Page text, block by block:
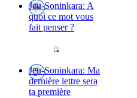
Jeu-Soninkara: A
quoi ce mot vous
fait penser ?
Jeu-Soninkara: Ma
dernière lettre sera
ta première